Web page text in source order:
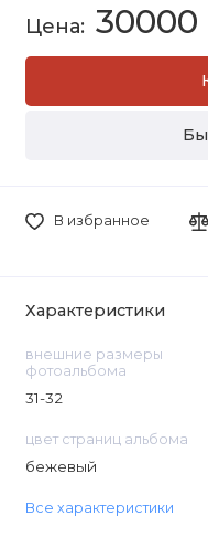
30000
В избранное
Характеристики
внешние размеры
фотоальбома
31-32
цвет страниц альбома
бежевый
Все характеристики